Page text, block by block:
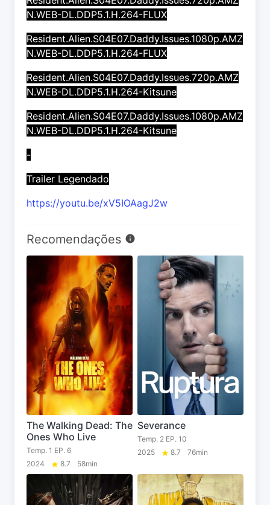
N.WEB-DL.DDP5.1.H.264-FLUX
Resident.Alien.S04E07.Daddy.Issues.1080p.AMZ
N.WEB-DL.DDP5.1.H.264-FLUX
Resident.Alien.S04E07.Daddy.Issues.720p.AMZ
N.WEB-DL.DDP5.1.H.264-Kitsune
Resident.Alien.S04E07.Daddy.Issues.1080p.AMZ
N.WEB-DL.DDP5.1.H.264-Kitsune
-
Trailer Legendado
https://youtu.be/xV5IOAagJ2w
Recomendações
The Walking Dead: The
Ones Who Live
Temp. 1 EP. 6
2024
8.7 58min
Severance
Temp. 2 EP. 10
2025
8.7 76min